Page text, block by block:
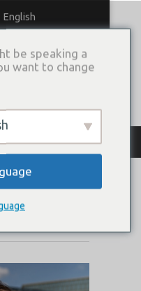
English
be speaking a
want to change